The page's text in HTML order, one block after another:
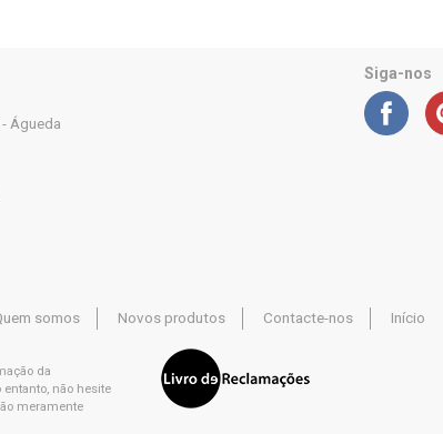
Águeda
Siga-nos
somos Novos produtos Contacte-nos Início
da
não hesite
meramente